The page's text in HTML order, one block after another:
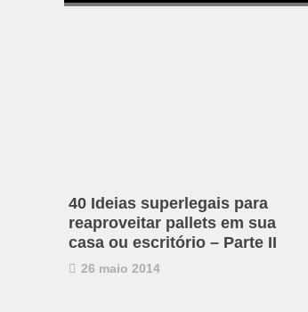
40 Ideias superlegais para
reaproveitar pallets em sua
casa ou escritório – Parte II
26 maio 2014